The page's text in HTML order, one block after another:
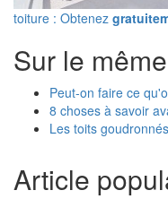
toiture : Obtenez
Sur le
Peut-on faire ce
8 choses à savoir
Les toits goudronnés
Article